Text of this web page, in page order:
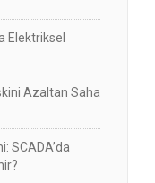
Elektriksel
Azaltan Saha
SCADA’da